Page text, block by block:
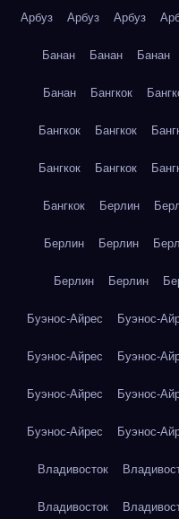
Арбуз Арбуз Арбуз
Банан Банан Банан
Банан Бангкок
Бангкок Бангкок
Бангкок Бангкок
Бангкок Берлин
Берлин Берлин
Берлин Берлин
Буэнос-Айрес Буэнос-
Буэнос-Айрес Буэнос-
Буэнос-Айрес Буэнос-
Буэнос-Айрес Буэнос-
Владивосток
Владивосток